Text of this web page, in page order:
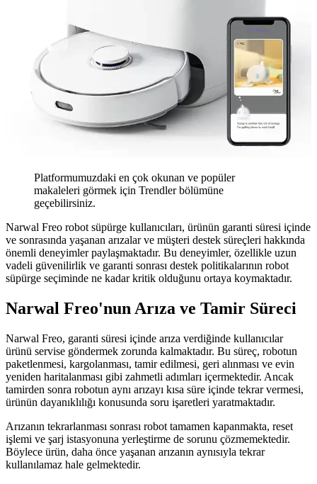
Platformumuzdaki en çok okunan ve popüler
makaleleri görmek için Trendler bölümüne
geçebilirsiniz.
Narwal Freo robot süpürge kullanıcıları, ürünün garanti süresi içinde
ve sonrasında yaşanan arızalar ve müşteri destek süreçleri hakkında
önemli deneyimler paylaşmaktadır. Bu deneyimler, özellikle uzun
vadeli güvenilirlik ve garanti sonrası destek politikalarının robot
süpürge seçiminde ne kadar kritik olduğunu ortaya koymaktadır.
Narwal Freo'nun Arıza ve Tamir Süreci
Narwal Freo, garanti süresi içinde arıza verdiğinde kullanıcılar
ürünü servise göndermek zorunda kalmaktadır. Bu süreç, robotun
paketlenmesi, kargolanması, tamir edilmesi, geri alınması ve evin
yeniden haritalanması gibi zahmetli adımları içermektedir. Ancak
tamirden sonra robotun aynı arızayı kısa süre içinde tekrar vermesi,
ürünün dayanıklılığı konusunda soru işaretleri yaratmaktadır.
Arızanın tekrarlanması sonrası robot tamamen kapanmakta, reset
işlemi ve şarj istasyonuna yerleştirme de sorunu çözmemektedir.
Böylece ürün, daha önce yaşanan arızanın aynısıyla tekrar
kullanılamaz hale gelmektedir.